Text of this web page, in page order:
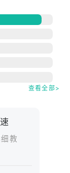
情，超过
受。揭开山
动作”。各异
友共同发动
动。体会令
人同时参
交”。在合
查看全部>
教